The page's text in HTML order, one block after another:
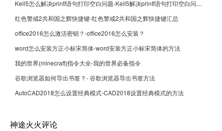
Keil5怎么解决printf语句打印空白问题-Keil5解决printf语句打印空白问题的方法
红色警戒2共和国之辉快捷键-红色警戒2共和国之辉快捷键汇总
office2016怎么激活密钥？-office2016怎么安装？
word怎么安装方正小标宋简体-word安装方正小标宋简体的方法
我的世界(minecraft)指令大全-我的世界必备指令
谷歌浏览器如何导出书签？- 谷歌浏览器导出书签方法
AutoCAD2018怎么设置经典模式-CAD2018设置经典模式的方法
神途火火评论